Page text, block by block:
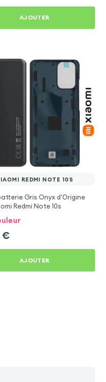
AJOUTER
REDMI NOTE 10S
Gris Onyx d'Origine
Redmi Note 10s
€
AJOUTER